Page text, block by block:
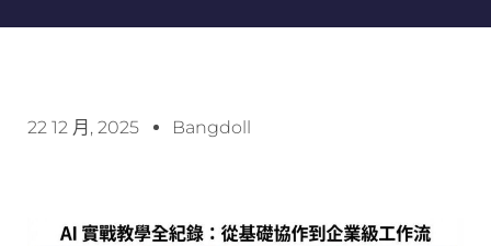
22 12 月, 2025 Bangdoll